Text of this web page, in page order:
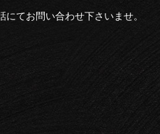
てお問い合わせ下さいませ。